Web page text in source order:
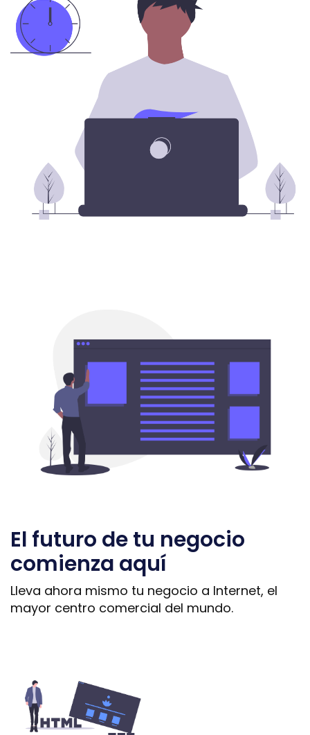
El futuro de tu negocio
comienza aquí
Lleva ahora mismo tu negocio a Internet, el
mayor centro comercial del mundo.